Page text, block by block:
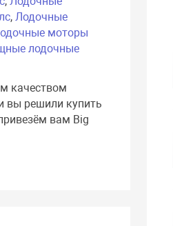
, Лодочные
моторы
лодочные
качеством
вы решили купить
вам Big